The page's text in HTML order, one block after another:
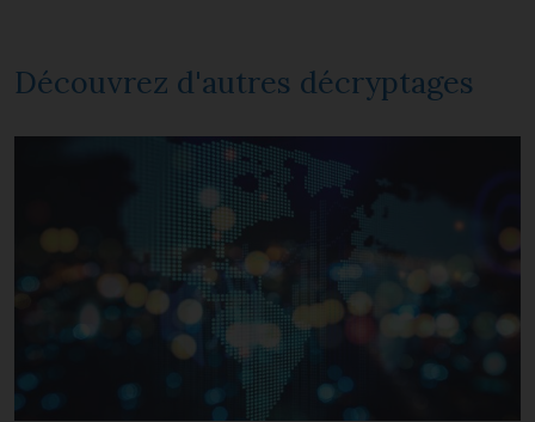
Découvrez d'autres décryptages